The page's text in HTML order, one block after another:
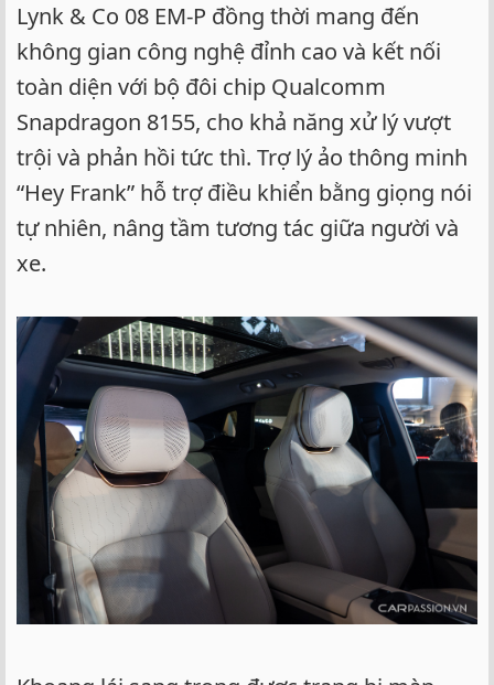
Lynk & Co 08 EM-P đồng thời mang đến
không gian công nghệ đỉnh cao và kết nối
toàn diện với bộ đôi chip Qualcomm
Snapdragon 8155, cho khả năng xử lý vượt
trội và phản hồi tức thì. Trợ lý ảo thông minh
“Hey Frank” hỗ trợ điều khiển bằng giọng nói
tự nhiên, nâng tầm tương tác giữa người và
xe.